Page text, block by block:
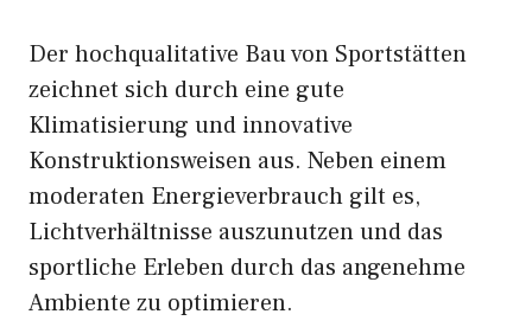
Der hochqualitative Bau von Sportstätten
zeichnet sich durch eine gute
Klimatisierung und innovative
Konstruktionsweisen aus. Neben einem
moderaten Energieverbrauch gilt es,
Lichtverhältnisse auszunutzen und das
sportliche Erleben durch das angenehme
Ambiente zu optimieren.